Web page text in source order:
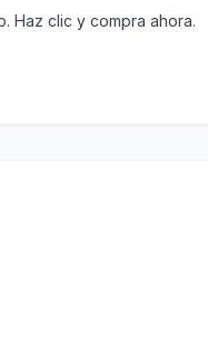
Haz clic y compra ahora.